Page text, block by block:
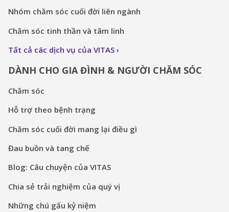
Nhóm chăm sóc cuối đời liên ngành
Chăm sóc tinh thần và tâm linh
Tất cả các dịch vụ của VITAS
DÀNH CHO GIA ĐÌNH & NGƯỜI CHĂM SÓC
Chăm sóc
Hỗ trợ theo bệnh trạng
Chăm sóc cuối đời mang lại điều gì
Đau buồn và tang chế
Blog: Câu chuyện của VITAS
Chia sẻ trải nghiệm của quý vị
Những chú gấu kỷ niệm